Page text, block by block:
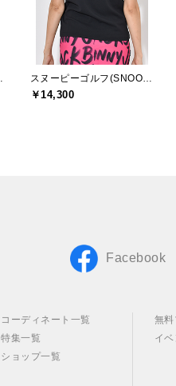
￥14,300
Facebook
コーディネート一覧
特集一覧
ショップ一覧
無料
イ